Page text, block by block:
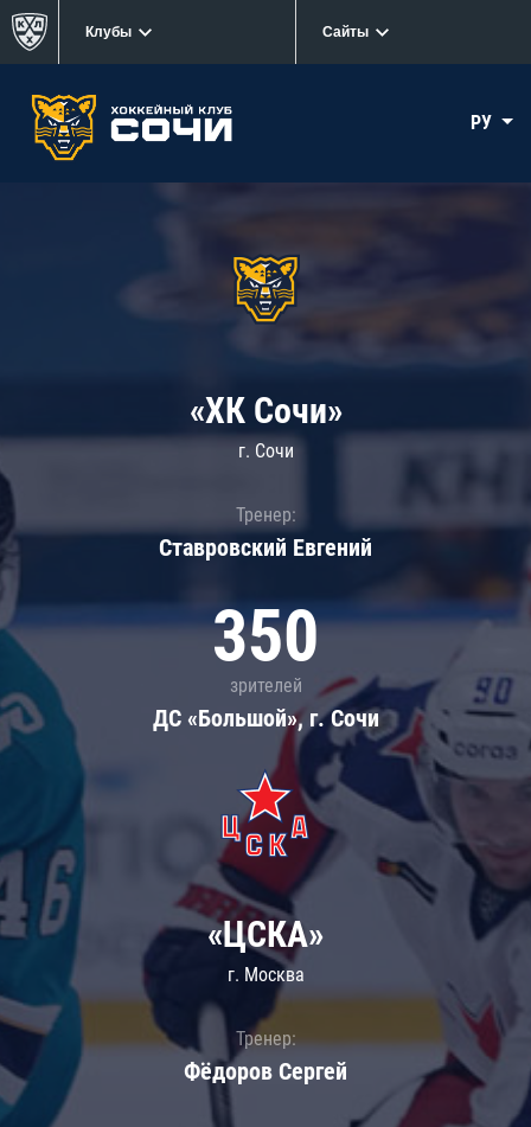
Клубы Сайты
РУ
«ХК Сочи»
г. Сочи
Тренер:
Ставровский Евгений
350
зрителей
ДС «Большой», г. Сочи
«ЦСКА»
г. Москва
Тренер:
Фёдоров Сергей